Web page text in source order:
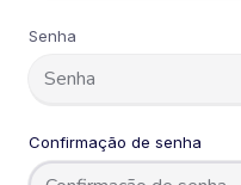
Senha
Confirmação de senha